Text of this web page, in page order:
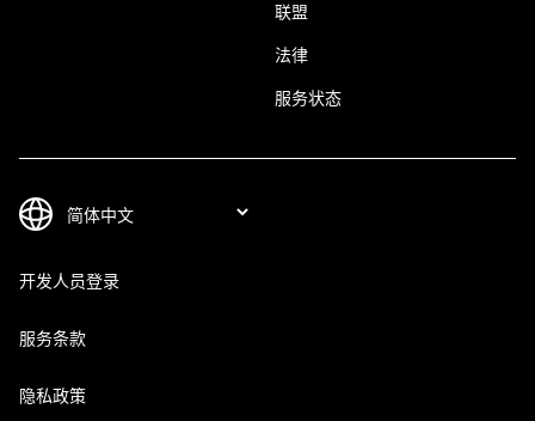
联盟
法律
服务状态
开发人员登录
服务条款
隐私政策